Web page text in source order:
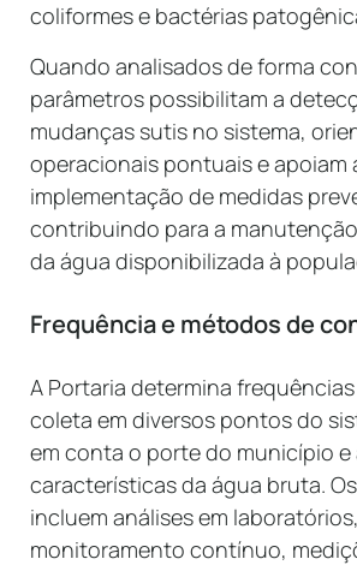
coliformes e bactérias
Quando analisados de forma
parâmetros possibilitam a
mudanças sutis no sistema,
operacionais pontuais e apoiam
implementação de medidas
contribuindo para a
da água disponibilizada à
Frequência e métodos de
A Portaria determina
coleta em diversos pontos do
em conta o porte do município e
características da água bruta.
incluem análises em laboratórios,
monitoramento contínuo,